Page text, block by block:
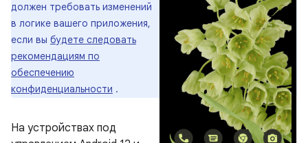
должен требовать изменений
в логике вашего приложения,
если вы будете следовать
рекомендациям по
обеспечению
конфиденциальности .
На устройствах под